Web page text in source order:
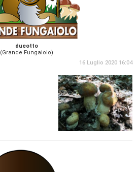
dueotto
(Grande Fungaiolo)
16 Luglio 2020 16:04